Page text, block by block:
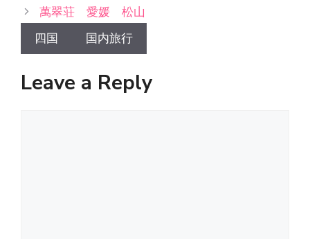
萬翠荘 愛媛 松山
四国
国内旅行
Leave a Reply